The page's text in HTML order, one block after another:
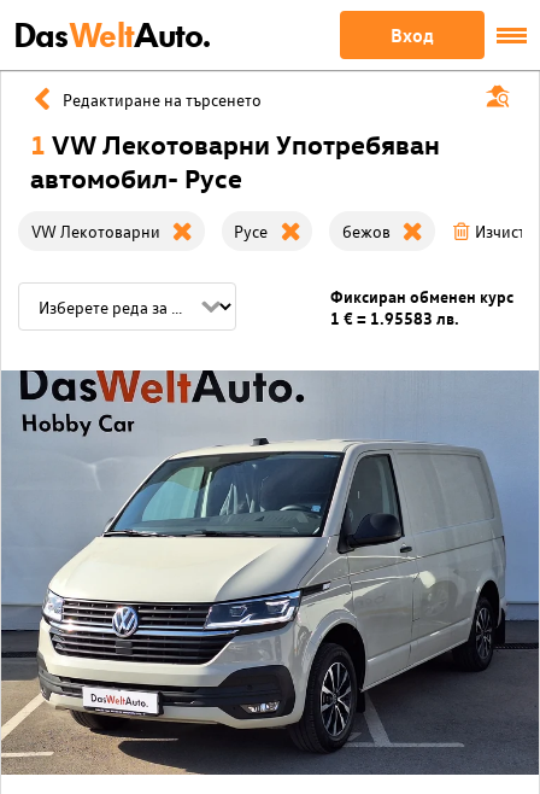
DasWeltAuto. Вход
Редактиране на търсенето
1 VW Лекотоварни Употребяван
автомобил- Русе
VW Лекотоварни Русе бежов
Фиксиран обменен курс
1 € = 1.95583 лв.